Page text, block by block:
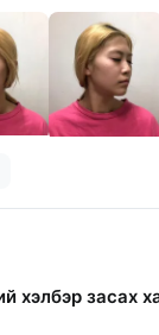
хэлбэр засах